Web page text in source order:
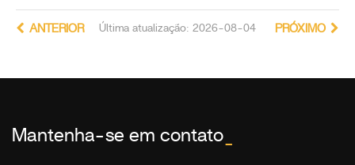
Última atualização: 2026-08-04
ANTERIOR PRÓXIMO
Mantenha-se em contato